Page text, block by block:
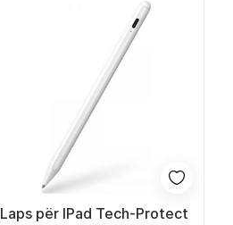
Laps për IPad Tech-Protect